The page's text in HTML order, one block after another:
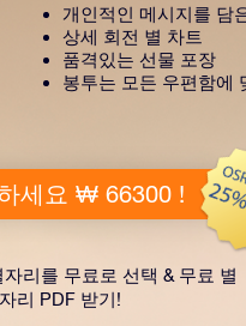
개인적인 메시지를 담
상세 회전 별 차트
품격있는 선물 포장
봉투는 모든 우편함에
세요 ₩ 66300 !
리를 무료로 선택 & 무료 별
자리 PDF 받기!